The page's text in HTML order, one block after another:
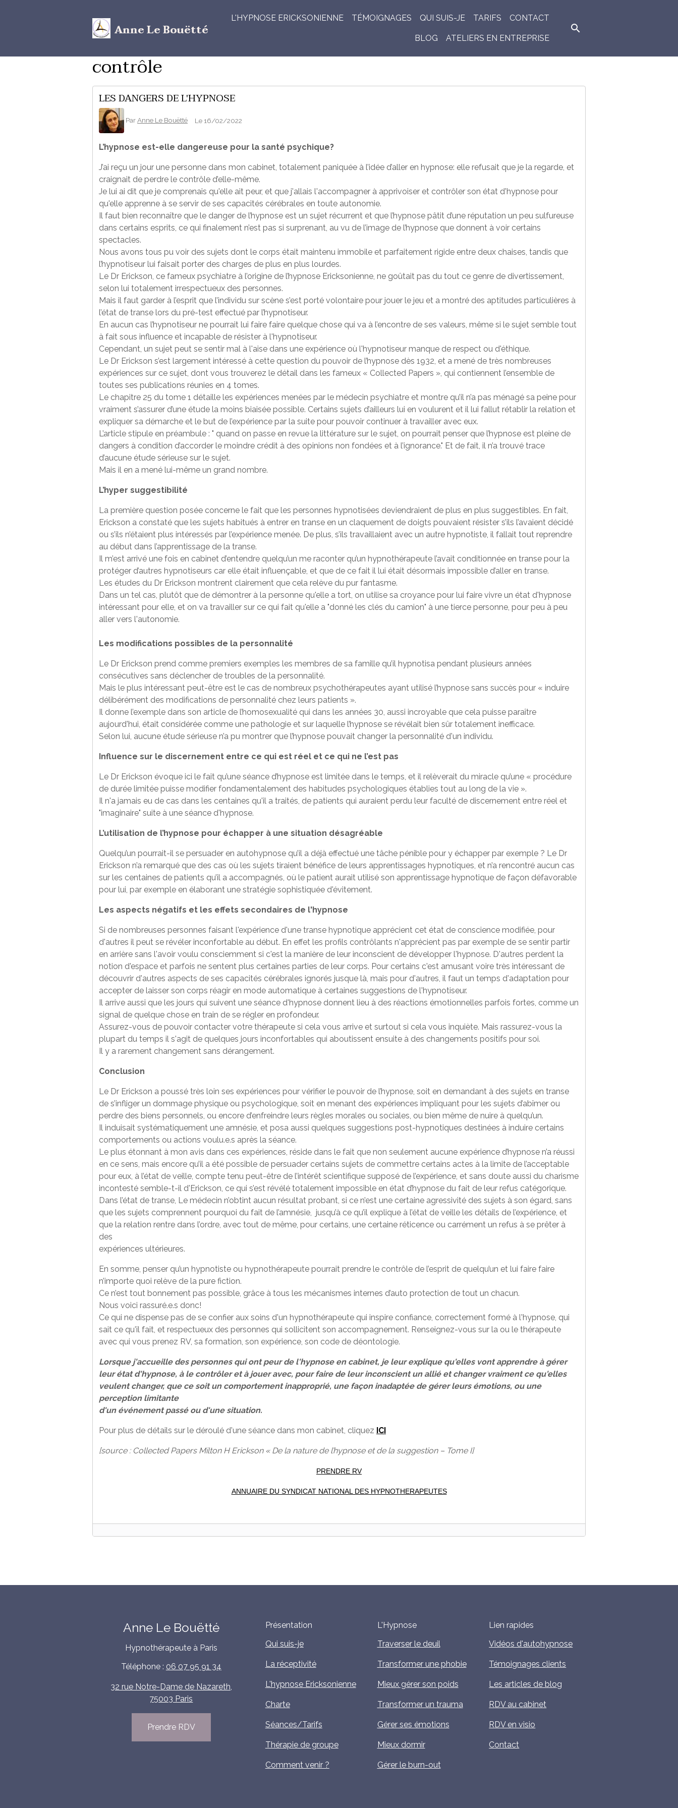
Anne Le Bouëtté
L'HYPNOSE ERICKSONIENNE TÉMOIGNAGES QUI SUIS-JE TARIFS CONTACT
BLOG ATELIERS EN ENTREPRISE
contrôle
LES DANGERS DE L'HYPNOSE
Par Anne Le Bouëtté Le 16/02/2022
L’hypnose est-elle dangereuse pour la santé psychique?
J’ai reçu un jour une personne dans mon cabinet, totalement paniquée à l’idée d’aller en hypnose: elle refusait que je la regarde, et
craignait de perdre le contrôle d’elle-même.
Je lui ai dit que je comprenais qu'elle ait peur, et que j'allais l'accompagner à apprivoiser et contrôler son état d'hypnose pour
qu'elle apprenne à se servir de ses capacités cérébrales en toute autonomie.
Il faut bien reconnaître que le danger de l’hypnose est un sujet récurrent et que l’hypnose pâtit d’une réputation un peu sulfureuse
dans certains esprits, ce qui finalement n’est pas si surprenant, au vu de l’image de l’hypnose que donnent à voir certains
spectacles.
Nous avons tous pu voir des sujets dont le corps était maintenu immobile et parfaitement rigide entre deux chaises, tandis que
l’hypnotiseur lui faisait porter des charges de plus en plus lourdes.
Le Dr Erickson, ce fameux psychiatre à l’origine de l’hypnose Ericksonienne, ne goûtait pas du tout ce genre de divertissement,
selon lui totalement irrespectueux des personnes.
Mais il faut garder à l’esprit que l’individu sur scène s’est porté volontaire pour jouer le jeu et a montré des aptitudes particulières à
l’état de transe lors du pré-test effectué par l’hypnotiseur.
En aucun cas l’hypnotiseur ne pourrait lui faire faire quelque chose qui va à l’encontre de ses valeurs, même si le sujet semble tout
à fait sous influence et incapable de résister à l'hypnotiseur.
Cependant, un sujet peut se sentir mal à l'aise dans une expérience où l'hypnotiseur manque de respect ou d'éthique.
Le Dr Erickson s’est largement intéressé à cette question du pouvoir de l’hypnose dès 1932, et a mené de très nombreuses
expériences sur ce sujet, dont vous trouverez le détail dans les fameux « Collected Papers », qui contiennent l’ensemble de
toutes ses publications réunies en 4 tomes.
Le chapitre 25 du tome 1 détaille les expériences menées par le médecin psychiatre et montre qu’il n’a pas ménagé sa peine pour
vraiment s’assurer d’une étude la moins biaisée possible. Certains sujets d’ailleurs lui en voulurent et il lui fallut rétablir la relation et
expliquer sa démarche et le but de l’expérience par la suite pour pouvoir continuer à travailler avec eux.
L’article stipule en préambule : " quand on passe en revue la littérature sur le sujet, on pourrait penser que l’hypnose est pleine de
dangers à condition d’accorder le moindre crédit à des opinions non fondées et à l’ignorance." Et de fait, il n’a trouvé trace
d’aucune étude sérieuse sur le sujet.
Mais il en a mené lui-même un grand nombre.
L’hyper suggestibilité
La première question posée concerne le fait que les personnes hypnotisées deviendraient de plus en plus suggestibles. En fait,
Erickson a constaté que les sujets habitués à entrer en transe en un claquement de doigts pouvaient résister s’ils l’avaient décidé
ou s’ils n’étaient plus intéressés par l’expérience menée. De plus, s’ils travaillaient avec un autre hypnotiste, il fallait tout reprendre
au début dans l’apprentissage de la transe.
Il m’est arrivé une fois en cabinet d’entendre quelqu’un me raconter qu’un hypnothérapeute l’avait conditionnée en transe pour la
protéger d’autres hypnotiseurs car elle était influençable, et que de ce fait il lui était désormais impossible d’aller en transe.
Les études du Dr Erickson montrent clairement que cela relève du pur fantasme.
Dans un tel cas, plutôt que de démontrer à la personne qu'elle a tort, on utilise sa croyance pour lui faire vivre un état d'hypnose
intéressant pour elle, et on va travailler sur ce qui fait qu'elle a "donné les clés du camion" à une tierce personne, pour peu à peu
aller vers l'autonomie.
Les modifications possibles de la personnalité
Le Dr Erickson prend comme premiers exemples les membres de sa famille qu’il hypnotisa pendant plusieurs années
consécutives sans déclencher de troubles de la personnalité.
Mais le plus intéressant peut-être est le cas de nombreux psychothérapeutes ayant utilisé l’hypnose sans succès pour « induire
délibérément des modifications de personnalité chez leurs patients ».
Il donne l’exemple dans son article de l’homosexualité qui dans les années 30, aussi incroyable que cela puisse paraître
aujourd'hui, était considérée comme une pathologie et sur laquelle l’hypnose se révélait bien sûr totalement inefficace.
Selon lui, aucune étude sérieuse n’a pu montrer que l’hypnose pouvait changer la personnalité d'un individu.
Influence sur le discernement entre ce qui est réel et ce qui ne l’est pas
Le Dr Erickson évoque ici le fait qu’une séance d’hypnose est limitée dans le temps, et il relèverait du miracle qu’une « procédure
de durée limitée puisse modifier fondamentalement des habitudes psychologiques établies tout au long de la vie ».
Il n'a jamais eu de cas dans les centaines qu'il a traités, de patients qui auraient perdu leur faculté de discernement entre réel et
"imaginaire" suite à une séance d'hypnose.
L’utilisation de l’hypnose pour échapper à une situation désagréable
Quelqu’un pourrait-il se persuader en autohypnose qu’il a déjà effectué une tâche pénible pour y échapper par exemple ? Le Dr
Erickson n’a remarqué que des cas où les sujets tiraient bénéfice de leurs apprentissages hypnotiques, et n’a rencontré aucun cas
sur les centaines de patients qu’il a accompagnés, où le patient aurait utilisé son apprentissage hypnotique de façon défavorable
pour lui, par exemple en élaborant une stratégie sophistiquée d'évitement.
Les aspects négatifs et les effets secondaires de l'hypnose
Si de nombreuses personnes faisant l'expérience d'une transe hypnotique apprécient cet état de conscience modifiée, pour
d'autres il peut se révéler inconfortable au début. En effet les profils contrôlants n'apprécient pas par exemple de se sentir partir
en arrière sans l'avoir voulu consciemment si c'est la manière de leur inconscient de développer l'hypnose. D'autres perdent la
notion d'espace et parfois ne sentent plus certaines parties de leur corps. Pour certains c'est amusant voire très intéressant de
découvrir d'autres aspects de ses capacités cérébrales ignorés jusque là, mais pour d'autres, il faut un temps d'adaptation pour
accepter de laisser son corps réagir en mode automatique à certaines suggestions de l'hypnotiseur.
Il arrive aussi que les jours qui suivent une séance d'hypnose donnent lieu à des réactions émotionnelles parfois fortes, comme un
signal de quelque chose en train de se régler en profondeur.
Assurez-vous de pouvoir contacter votre thérapeute si cela vous arrive et surtout si cela vous inquiète. Mais rassurez-vous la
plupart du temps il s'agit de quelques jours inconfortables qui aboutissent ensuite à des changements positifs pour soi.
Il y a rarement changement sans dérangement.
Conclusion
Le Dr Erickson a poussé très loin ses expériences pour vérifier le pouvoir de l’hypnose, soit en demandant à des sujets en transe
de s’infliger un dommage physique ou psychologique, soit en menant des expériences impliquant pour les sujets d’abîmer ou
perdre des biens personnels, ou encore d’enfreindre leurs règles morales ou sociales, ou bien même de nuire à quelqu’un.
Il induisait systématiquement une amnésie, et posa aussi quelques suggestions post-hypnotiques destinées à induire certains
comportements ou actions voulu.e.s après la séance.
Le plus étonnant à mon avis dans ces expériences, réside dans le fait que non seulement aucune expérience d’hypnose n’a réussi
en ce sens, mais encore qu’il a été possible de persuader certains sujets de commettre certains actes à la limite de l’acceptable
pour eux, à l’état de veille, compte tenu peut-être de l’intérêt scientifique supposé de l’expérience, et sans doute aussi du charisme
incontesté semble-t-il d'Erickson, ce qui s’est révélé totalement impossible en état d’hypnose du fait de leur refus catégorique.
Dans l’état de transe, Le médecin n’obtint aucun résultat probant, si ce n’est une certaine agressivité des sujets à son égard, sans
que les sujets comprennent pourquoi du fait de l’amnésie, jusqu’à ce qu’il explique à l’état de veille les détails de l’expérience, et
que la relation rentre dans l’ordre, avec tout de même, pour certains, une certaine réticence ou carrément un refus à se prêter à
des
expériences ultérieures.
En somme, penser qu’un hypnotiste ou hypnothérapeute pourrait prendre le contrôle de l’esprit de quelqu’un et lui faire faire
n’importe quoi relève de la pure fiction.
Ce n’est tout bonnement pas possible, grâce à tous les mécanismes internes d’auto protection de tout un chacun.
Nous voici rassuré.e.s donc!
Ce qui ne dispense pas de se confier aux soins d'un hypnothérapeute qui inspire confiance, correctement formé à l'hypnose, qui
sait ce qu'il fait, et respectueux des personnes qui sollicitent son accompagnement. Renseignez-vous sur la ou le thérapeute
avec qui vous prenez RV, sa formation, son expérience, son code de déontologie.
Lorsque j'accueille des personnes qui ont peur de l'hypnose en cabinet, je leur explique qu'elles vont apprendre à gérer
leur étatd'hypnose, à le contrôler et à jouer avec, pour faire de leur inconscient un allié et changer vraiment ce qu'elles
veulent changer, que ce soit un comportement inapproprié, une façon inadaptée de gérer leurs émotions, ou une
perception limitante
d'un événement passé ou d'une situation.
Pour plus de détails sur le déroulé d'une séance dans mon cabinet, cliquez ICI
[source : Collected Papers Milton H Erickson « De la nature de l’hypnose et de la suggestion – Tome I]
PRENDRE RV
ANNUAIRE DU SYNDICAT NATIONAL DES HYPNOTHERAPEUTES
Anne Le Bouëtté
Hypnothérapeute à Paris
Téléphone : 06 07 95 91 34
32 rue Notre-Dame de Nazareth,
75003 Paris
Prendre RDV
Présentation
Qui suis-je
La réceptivité
L'hypnose Ericksonienne
Charte
Séances/Tarifs
Thérapie de groupe
Comment venir ?
L'Hypnose
Traverser le deuil
Transformer une phobie
Mieux gérer son poids
Transformer un trauma
Gérer ses émotions
Mieux dormir
Gérer le burn-out
Lien rapides
Vidéos d'autohypnose
Témoignages clients
Les articles de blog
RDV au cabinet
RDV en visio
Contact